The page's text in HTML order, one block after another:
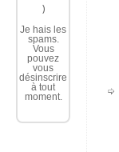
)
Je hais les
spams.
Vous
pouvez
vous
désinscrire
à tout
moment.